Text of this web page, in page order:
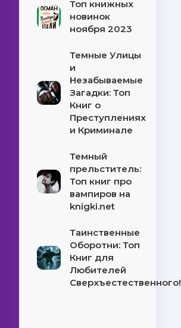
Топ книжных
новинок
ноября 2023
Темные Улицы
и
Незабываемые
Загадки: Топ
Книг о
Преступлениях
и Криминале
Темный
прельститель:
Топ книг про
вампиров на
knigki.net
Таинственные
Оборотни: Топ
Книг для
Любителей
Сверхъестественного!